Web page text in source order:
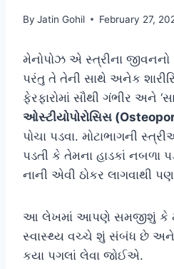
By Jatin Gohil February 27,
મેનોપોઝ એ સ્ત્રીના
પરંતુ તે તેની સાથે અનેક
ફેરફારોમાં સૌથી ગંભીર અને
ઓસ્ટીયોપોરોસિસ
પોચા પડવા. મોટાભાગની
પડતી કે તેમના હાડકાં નબળા
નાની એવી ઠોકર લાગવાથી
આ લેખમાં આપણે સમજીશું કે
સ્વાસ્થ્ય વચ્ચે શું સંબંધ છે અને
કયા પગલાં લેવા જોઈએ.